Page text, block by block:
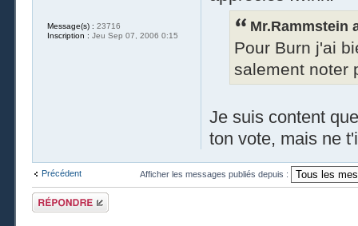
Mr.Rammstein
Pour Burn j'ai
salement noter
Je suis content
ton vote, mais ne
Message(s) : 23716
Inscription : Jeu Sep 07, 2006 0:15
Précédent Afficher les messages publiés depuis :
Publier une
réponse